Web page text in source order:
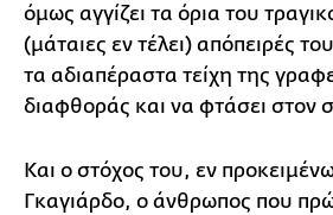
όμως αγγίζει τα όρια του
(μάταιες εν τέλει) απόπειρές
τα αδιαπέραστα τείχη της
διαφθοράς και να φτάσει στον
Και ο στόχος του, εν
Γκαγιάρδο, ο άνθρωπος που